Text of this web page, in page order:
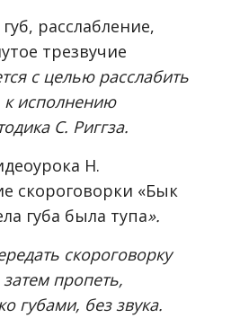
расслабление,
трезвучие
с целью расслабить
к исполнению
С. Риггза.
Н.
скороговорки «Бык
губа была тупа».
скороговорку
пропеть,
губами, без звука.